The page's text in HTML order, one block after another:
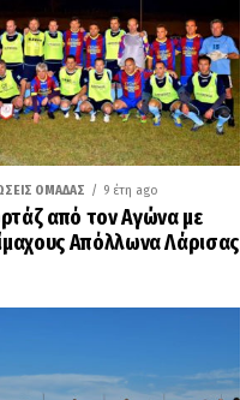
ΟΜΆΔΑΣ 9 έτη ago
από τον Αγώνα με
Απόλλωνα Λάρισας